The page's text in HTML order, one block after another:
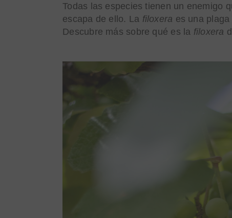
Todas las especies tienen un enemigo
escapa de ello. La filoxera es una
Descubre más sobre qué es la filoxera